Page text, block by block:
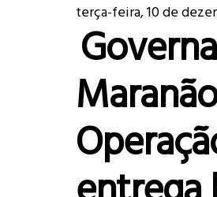
terça-feira, 10 de